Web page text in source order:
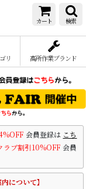
カート 検索
リ 高所作業ブランド
会員登録は こち
ラブ割引10%OFF 会員
について】